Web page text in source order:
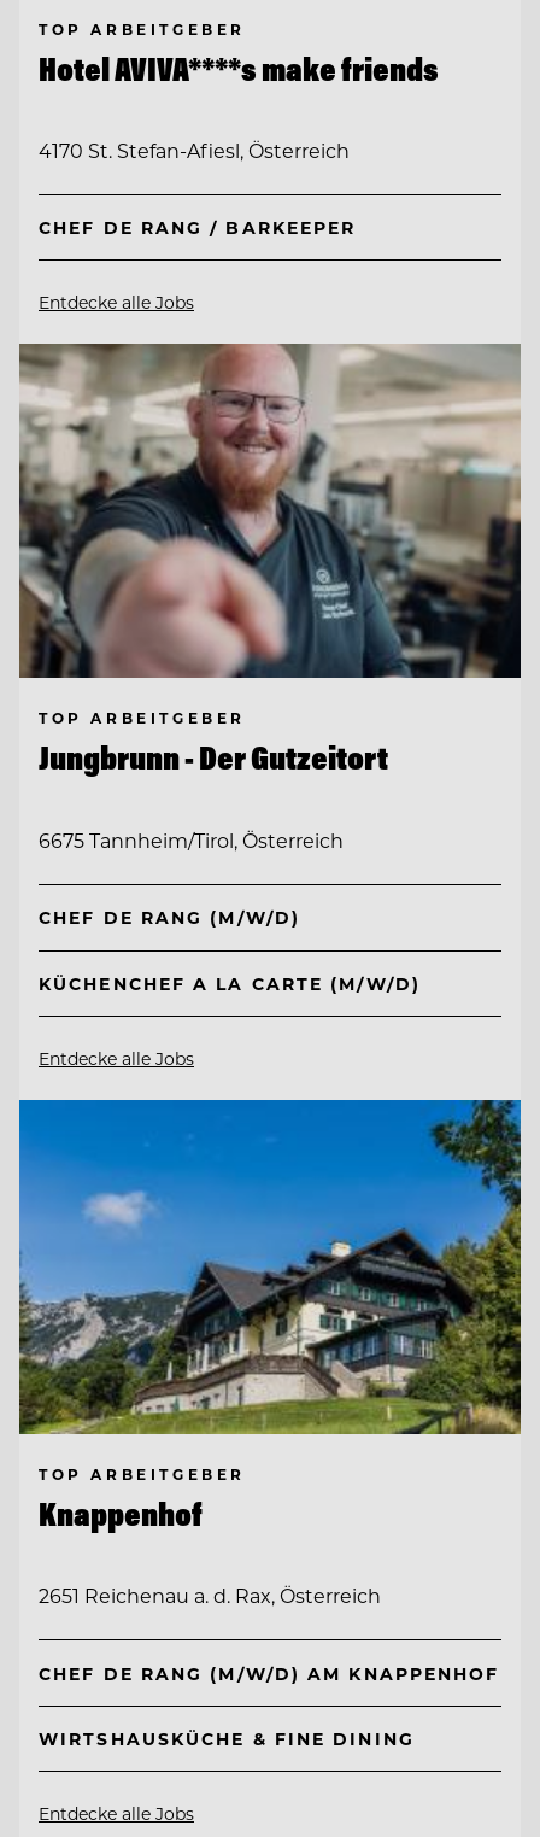
TOP ARBEITGEBER
Hotel AVIVA****s make friends
4170 St. Stefan-Afiesl, Österreich
CHEF DE RANG / BARKEEPER
Entdecke alle Jobs
TOP ARBEITGEBER
Jungbrunn - Der Gutzeitort
6675 Tannheim/Tirol, Österreich
CHEF DE RANG (M/W/D)
KÜCHENCHEF A LA CARTE (M/W/D)
Entdecke alle Jobs
TOP ARBEITGEBER
Knappenhof
2651 Reichenau a. d. Rax, Österreich
CHEF DE RANG (M/W/D) AM KNAPPENHOF
WIRTSHAUSKÜCHE & FINE DINING
Entdecke alle Jobs